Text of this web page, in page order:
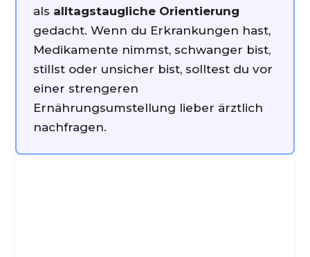
als alltagstaugliche Orientierung
gedacht. Wenn du Erkrankungen hast,
Medikamente nimmst, schwanger bist,
stillst oder unsicher bist, solltest du vor
einer strengeren
Ernährungsumstellung lieber ärztlich
nachfragen.